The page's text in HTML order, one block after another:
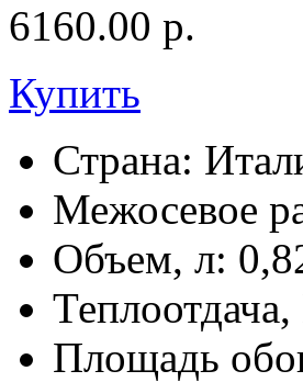
6160.00 р.
Купить
Страна:
Межосевое
Объем, л:
Площадь